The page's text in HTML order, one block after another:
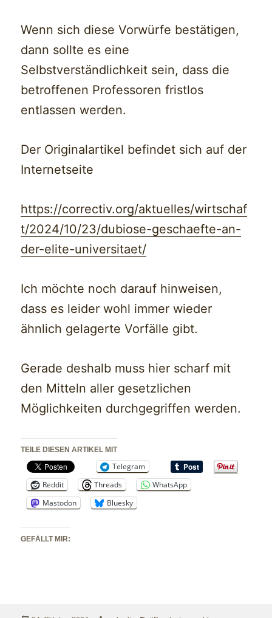
Wenn sich diese Vorwürfe bestätigen,
dann sollte es eine
Selbstverständlichkeit sein, dass die
betroffenen Professoren fristlos
entlassen werden.
Der Originalartikel befindet sich auf der
Internetseite
https://correctiv.org/aktuelles/wirtschaf
t/2024/10/23/dubiose-geschaefte-an-
der-elite-universitaet/
Ich möchte noch darauf hinweisen,
dass es leider wohl immer wieder
ähnlich gelagerte Vorfälle gibt.
Gerade deshalb muss hier scharf mit
den Mitteln aller gesetzlichen
Möglichkeiten durchgegriffen werden.
TEILE DIESEN ARTIKEL MIT
Telegram
Reddit
Threads
WhatsApp
Mastodon
Bluesky
GEFÄLLT MIR: